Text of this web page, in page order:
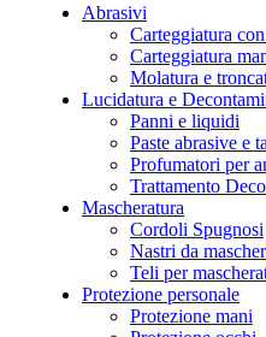
Tipologia lucidatura e
Abrasivi
Carteggiatura
Carteggiatura
Molatura e
Lucidatura e
Panni e liquidi
Paste abrasive e
Profumatori per
Trattamento
Mascheratura
Cordoli Spugnosi
Nastri da
Teli per
Protezione personale
Protezione mani